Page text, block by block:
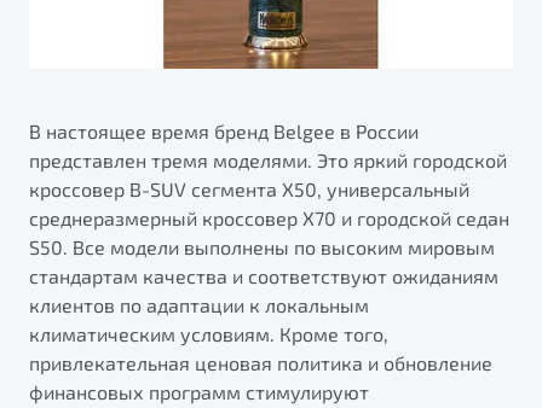
В настоящее время бренд Belgee в России
представлен тремя моделями. Это яркий городской
кроссовер B-SUV сегмента X50, универсальный
среднеразмерный кроссовер X70 и городской седан
S50. Все модели выполнены по высоким мировым
стандартам качества и соответствуют ожиданиям
клиентов по адаптации к локальным
климатическим условиям. Кроме того,
привлекательная ценовая политика и обновление
финансовых программ стимулируют